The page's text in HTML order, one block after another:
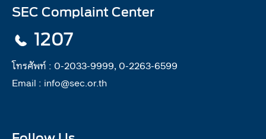
SEC Complaint Center
1207
โทรศัพท์ : 0-2033-9999, 0-2263-6599
Email : info@sec.or.th